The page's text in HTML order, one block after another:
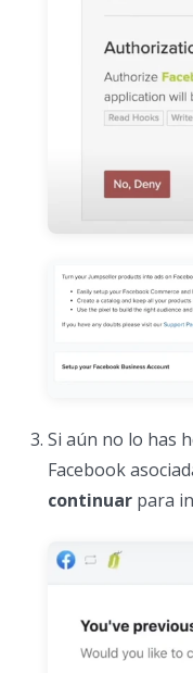
Si aún no lo has
Facebook
continuar para